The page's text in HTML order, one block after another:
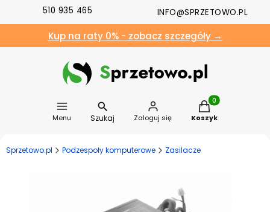
510 935 465 INFO@SPRZETOWO.PL
Kup na raty 0% - zobacz szczegóły →
Menu Szukaj Zaloguj się
Produkty w
Koszyk
Sprzetowo.pl Podzespoły komputerowe Zasilacze